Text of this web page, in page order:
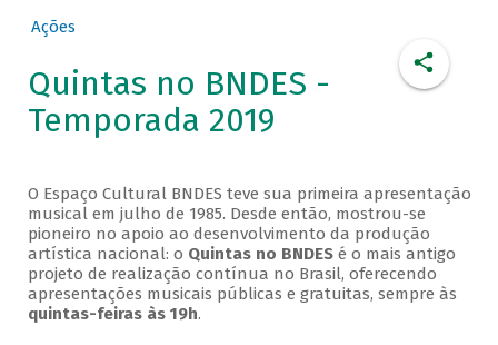
Ações
Quintas no BNDES -
Temporada 2019
O Espaço Cultural BNDES teve sua primeira apresentação
musical em julho de 1985. Desde então, mostrou-se
pioneiro no apoio ao desenvolvimento da produção
artística nacional: o Quintas no BNDESé o mais antigo
projeto de realização contínua no Brasil, oferecendo
apresentações musicais públicas e gratuitas, sempre às
quintas-feiras às 19h.